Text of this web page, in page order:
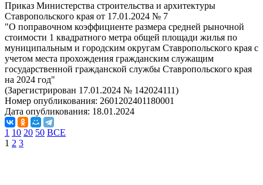
Приказ Министерства строительства и архитектуры
Ставропольского края от 17.01.2024 № 7
"О поправочном коэффициенте размера средней рыночной
стоимости 1 квадратного метра общей площади жилья по
муниципальным и городским округам Ставропольского края с
учетом места прохождения гражданским служащим
государственной гражданской службы Ставропольского края
на 2024 год"
(Зарегистрирован 17.01.2024 № 142024111)
Номер опубликования: 2601202401180001
Дата опубликования: 18.01.2024
1 10 20 50 ВСЕ
1 2 3